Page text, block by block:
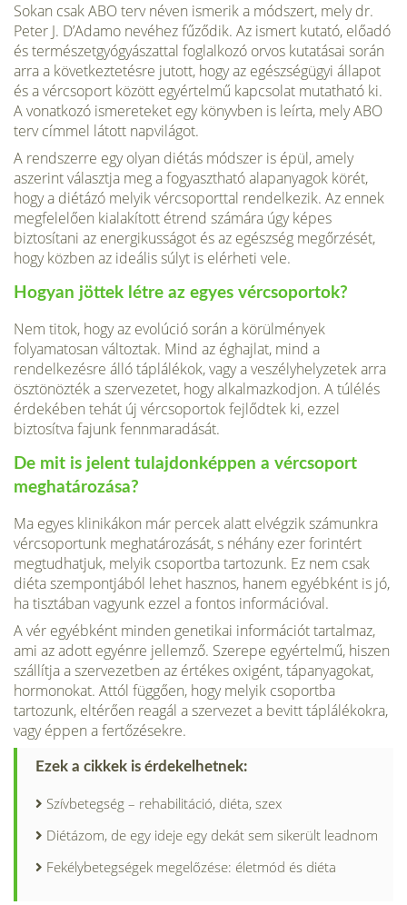
Sokan csak ABO terv néven ismerik a módszert, mely dr.
Peter J. D’Adamo nevéhez fűződik. Az ismert kutató, előadó
és természetgyógyászattal foglalkozó orvos kutatásai során
arra a következtetésre jutott, hogy az egészségügyi állapot
és a vércsoport között egyértelmű kapcsolat mutatható ki.
A vonatkozó ismereteket egy könyvben is leírta, mely ABO
terv címmel látott napvilágot.
A rendszerre egy olyan diétás módszer is épül, amely
aszerint választja meg a fogyasztható alapanyagok körét,
hogy a diétázó melyik vércsoporttal rendelkezik. Az ennek
megfelelően kialakított étrend számára úgy képes
biztosítani az energikusságot és az egészség megőrzését,
hogy közben az ideális súlyt is elérheti vele.
Hogyan jöttek létre az egyes vércsoportok?
Nem titok, hogy az evolúció során a körülmények
folyamatosan változtak. Mind az éghajlat, mind a
rendelkezésre álló táplálékok, vagy a veszélyhelyzetek arra
ösztönözték a szervezetet, hogy alkalmazkodjon. A túlélés
érdekében tehát új vércsoportok fejlődtek ki, ezzel
biztosítva fajunk fennmaradását.
De mit is jelent tulajdonképpen a vércsoport
meghatározása?
Ma egyes klinikákon már percek alatt elvégzik számunkra
vércsoportunk meghatározását, s néhány ezer forintért
megtudhatjuk, melyik csoportba tartozunk. Ez nem csak
diéta szempontjából lehet hasznos, hanem egyébként is jó,
ha tisztában vagyunk ezzel a fontos információval.
A vér egyébként minden genetikai információt tartalmaz,
ami az adott egyénre jellemző. Szerepe egyértelmű, hiszen
szállítja a szervezetben az értékes oxigént, tápanyagokat,
hormonokat. Attól függően, hogy melyik csoportba
tartozunk, eltérően reagál a szervezet a bevitt táplálékokra,
vagy éppen a fertőzésekre.
Ezek a cikkek is érdekelhetnek:
Szívbetegség – rehabilitáció, diéta, szex
Diétázom, de egy ideje egy dekát sem sikerült leadnom
Fekélybetegségek megelőzése: életmód és diéta